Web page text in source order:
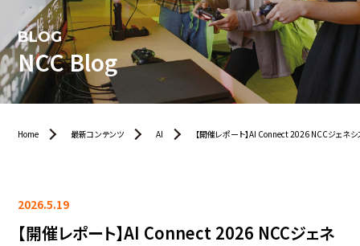
BLOG
NCC Blog
Home 最新コンテンツ AI 【開催レポート】AI Connect 2026 NCCジェネ
2026.5.19
【開催レポート】AI Connect 2026 NCCジェネ